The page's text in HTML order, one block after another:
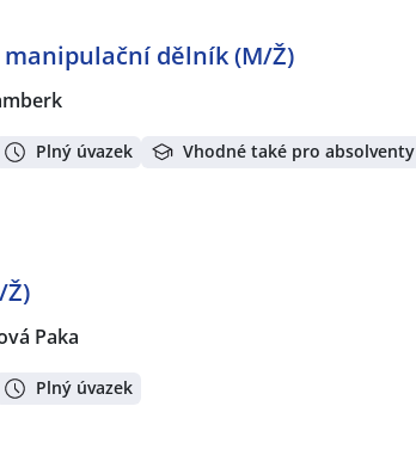
dělník (M/Ž)
Plný úvazek Vhodné také pro absolventy
Ž)
Paka
Plný úvazek